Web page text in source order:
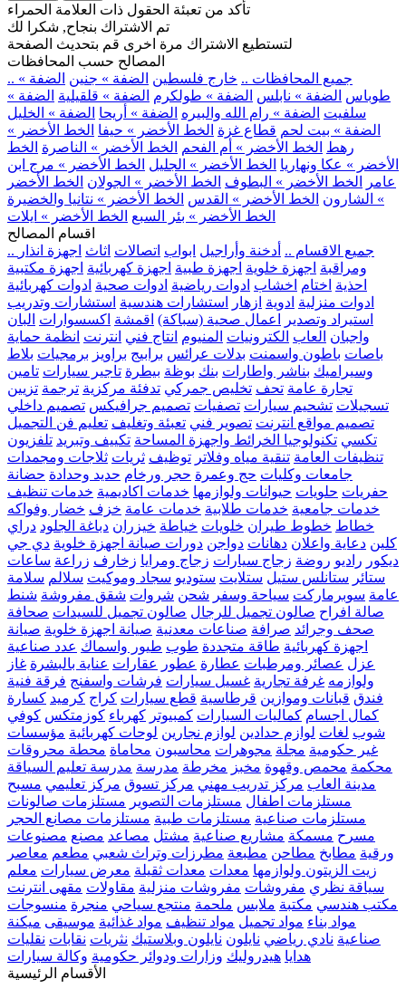
تأكد من تعبئة الحقول ذات العلامة الحمراء
تم الاشتراك بنجاح, شكرا لك
لتستطيع الاشتراك مرة اخرى قم بتحديث الصفحة
المصالح حسب المحافظات
.. جميع المحافظات .. خارج فلسطين الضفة » جنين الضفة »
طوباس الضفة » نابلس الضفة » طولكرم الضفة » قلقيلية الضفة »
سلفيت الضفة » رام الله والبيره الضفة » أريحا الضفة » الخليل
الضفة » بيت لحم قطاع غزة الخط الأخضر » حيفا الخط الأخضر »
رهط الخط الأخضر » أم الفحم الخط الأخضر » الناصرة الخط
الأخضر » عكا ونهاريا الخط الأخضر » الجليل الخط الأخضر » مرج ابن
عامر
الخط الأخضر » البطوف الخط الأخضر » الجولان الخط الأخضر
» الشارون الخط الأخضر » القدس الخط الأخضر » نتانيا والخضيرة
الخط الأخضر » بئر السبع الخط الأخضر » ايلات
اقسام المصالح
.. جميع الاقسام .. أدخنة وأراجيل ابواب اتصالات اثاث اجهزة انذار
ومراقبة اجهزة خلوية اجهزة طبية اجهزة كهربائية اجهزة مكتبية
احذية اختام اخشاب ادوات رياضية ادوات صحية ادوات كهربائية
ادوات منزلية ادوية ازهار استشارات هندسية استشارات وتدريب
استيراد وتصدير
اعمال صحية (سباكة) اقمشة اكسسوارات البان
واجبان العاب الكترونيات المنيوم انتاج فني انترنت انظمة حماية
باصات باطون واسمنت بدلات عرائس برابيج براويز برمجيات بلاط
وسيراميك بناشر واطارات بنك بوظة بيطرة تاجير سيارات تامين
تجارة عامة تحف تخليص جمركي تدفئة مركزية ترجمة تزيين
تسجيلات تشحيم سيارات تصفيات تصميم جرافيكس تصميم داخلي
تصميم مواقع انترنت تصوير فني تعبئة وتغليف تعليم فن التجميل
تكسي تكنولوجيا الخرائط واجهزة المساحة تكييف وتبريد تلفزيون
تنظيفات العامة تنقية مياه وفلاتر توظيف ثريات ثلاجات ومجمدات
جامعات وكليات حج وعمرة حجر ورخام حديد وحدادة حضانة
حفريات حلويات حيوانات ولوازمها خدمات اكاديمية خدمات تنظيف
خدمات جامعية خدمات طلابية خدمات عامة خزف خضار وفواكه
خطاط خطوط طيران خلويات خياطة خيزران دباغة الجلود دراي
كلين دعاية واعلان دهانات دواجن دورات صيانة اجهزة خلوية دي جي
ديكور راديو روضة زجاج سيارات زجاج ومرايا زخارف زراعة ساعات
ستائر ستانلس ستيل ستلايت ستوديو سجاد وموكيت سلالم سلامة
عامة سوبرماركت سياحة وسفر شحن شروات شقق مفروشة شنط
صالة افراح صالون تجميل للرجال صالون تجميل للسيدات صحافة
صحف وجرائد صرافة صناعات معدنية صيانة اجهزة خلوية صيانة
اجهزة كهربائية طاقة متجددة طوب طيور واسماك عدد صناعية
عزل عصائر ومرطبات عطارة عطور عقارات عناية بالبشرة غاز
ولوازمه غرفة تجارية غسيل سيارات فرشات واسفنج فرقة فنية
فندق قبانات وموازين قرطاسية قطع سيارات كراج كرميد كسارة
كمال اجسام كماليات السيارات كمبيوتر كهرباء كوزمتكس كوفي
شوب لغات لوازم حدادين لوازم نجارين لوحات كهربائية مؤسسات
غير حكومية مجلة مجوهرات محاسبون محاماة محطة محروقات
محكمة محمص وقهوة مخبز مخرطة مدرسة مدرسة تعليم السياقة
مدينة العاب مركز تدريب مهني مركز تسوق مركز تعليمي مسبح
مستلزمات اطفال مستلزمات التصوير مستلزمات صالونات
مستلزمات صناعية مستلزمات طبية مستلزمات مصانع الحجر
مسرح مسمكة مشاريع صناعية مشتل مصاعد مصنع مصنوعات
ورقية مطابخ مطاحن مطبعة مطرزات وتراث شعبي مطعم معاصر
زيت الزيتون ولوازمها معدات معدات ثقيلة معرض سيارات معلم
سياقة نظري مفروشات مفروشات منزلية مقاولات مقهى انترنت
مكتب هندسي مكتبة ملابس ملحمة منتجع سياحي منجرة منسوجات
مواد بناء مواد تجميل مواد تنظيف مواد غذائية موسيقى ميكنة
صناعية نادي رياضي نايلون نايلون وبلاستيك نثريات نقابات نقليات
هدايا هيدروليك وزارات ودوائر حكومية وكالة سيارات
الأقسام الرئيسية